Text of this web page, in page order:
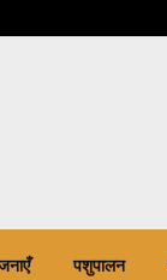
पशुपालन